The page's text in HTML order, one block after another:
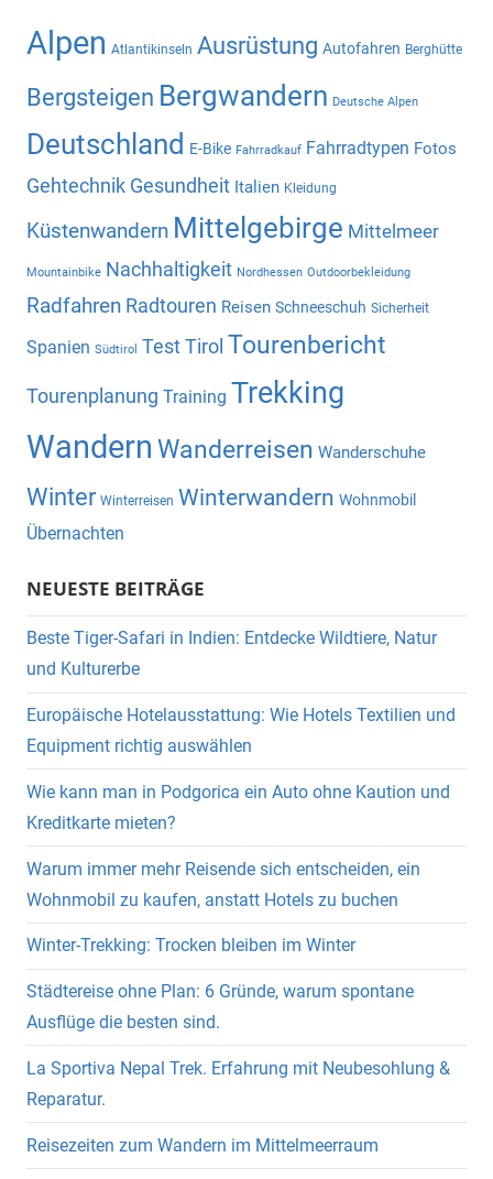
Alpen Atlantikinseln Ausrüstung Autofahren Berghütte
Bergsteigen Bergwandern Deutsche Alpen
Deutschland E-Bike Fahrradkauf Fahrradtypen Fotos
Gehtechnik Gesundheit Italien Kleidung
Küstenwandern Mittelgebirge Mittelmeer
Mountainbike Nachhaltigkeit Nordhessen Outdoorbekleidung
Radfahren Radtouren Reisen Schneeschuh Sicherheit
Spanien Südtirol TestTirol Tourenbericht
Tourenplanung Training Trekking
Wandern Wanderreisen Wanderschuhe
Winter Winterreisen Winterwandern Wohnmobil
Übernachten
NEUESTE BEITRÄGE
Beste Tiger-Safari in Indien: Entdecke Wildtiere, Natur
und Kulturerbe
Europäische Hotelausstattung: Wie Hotels Textilien und
Equipment richtig auswählen
Wie kann man in Podgorica ein Auto ohne Kaution und
Kreditkarte mieten?
Warum immer mehr Reisende sich entscheiden, ein
Wohnmobil zu kaufen, anstatt Hotels zu buchen
Winter-Trekking: Trocken bleiben im Winter
Städtereise ohne Plan: 6 Gründe, warum spontane
Ausflüge die besten sind.
La Sportiva Nepal Trek. Erfahrung mit Neubesohlung &
Reparatur.
Reisezeiten zum Wandern im Mittelmeerraum